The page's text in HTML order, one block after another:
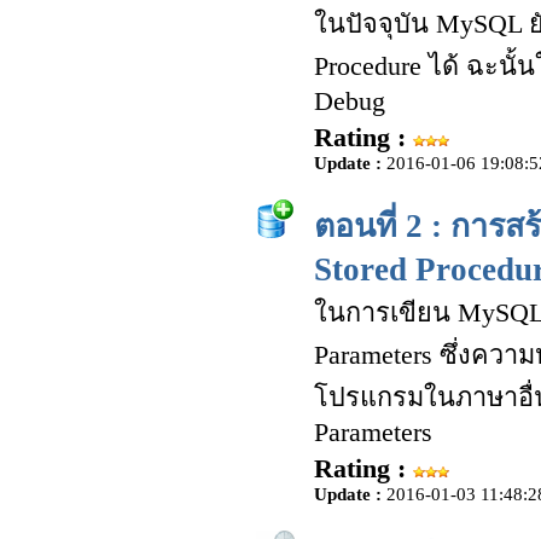
ในปัจจุบัน MySQL
Procedure ได้ ฉะนั้
Debug
Rating :
Update : 2016-01-06
ตอนที่ 2 : การส
Stored
ในการเขียน
Parameters ซึ่งควา
โปรแกรมในภาษาอื่
Parameters
Rating :
Update : 2016-01-03